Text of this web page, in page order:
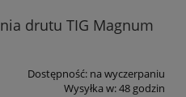
drutu TIG Magnum
Dostępność: na wyczerpaniu
Wysyłka w:48 godzin